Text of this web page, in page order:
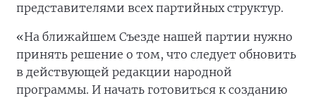
представителями всех партийных структур.
«На ближайшем Съезде нашей партии нужно
принять решение о том, что следует обновить
в действующей редакции народной
программы. И начать готовиться к созданию